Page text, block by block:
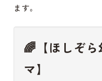
ます。
🌈 【ほしぞ
マ】